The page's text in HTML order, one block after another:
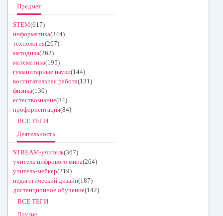
Предмет
STEM(617)
информатика(344)
технология(267)
методика(262)
математика(195)
гуманитарные науки(144)
воспитательная работа(131)
физика(130)
естествознание(84)
профориентация(84)
ВСЕ ТЕГИ
Деятельность
STREAM-учитель(367)
учитель цифрового мира(264)
учитель-мейкер(219)
педагогический дизайн(187)
дистанционное обучение(142)
ВСЕ ТЕГИ
Другие